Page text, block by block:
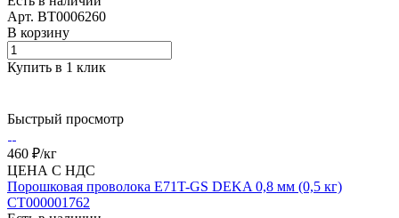
Арт. BT0006260
В корзину
Купить в 1 клик
Быстрый просмотр
460 ₽/кг
ЦЕНА С НДС
Порошковая проволока E71T-GS DEKA 0,8 мм (0,5 кг)
СТ000001762